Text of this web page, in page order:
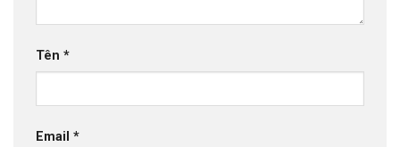
Tên *
Email *